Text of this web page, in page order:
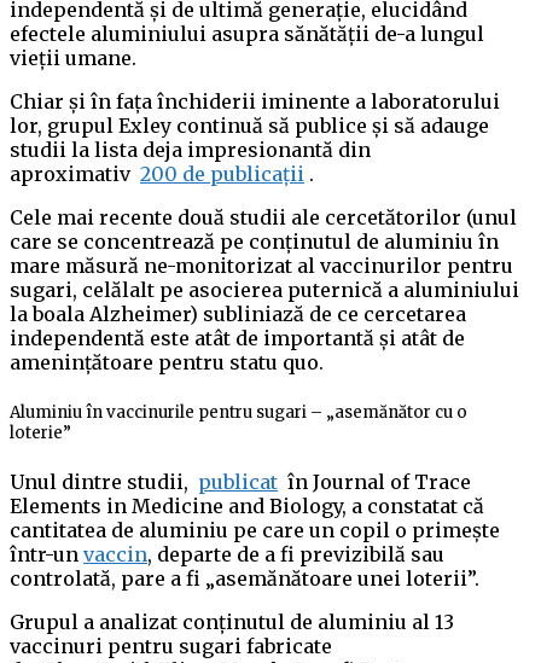
independentă și de ultimă generație, elucidând
efectele aluminiului asupra sănătății de-a lungul
vieții umane.
Chiar și în fața închiderii iminente a laboratorului
lor, grupul Exley continuă să publice și să adauge
studii la lista deja impresionantă din
aproximativ 200 de publicații .
Cele mai recente două studii ale cercetătorilor (unul
care se concentrează pe conținutul de aluminiu în
mare măsură ne-monitorizat al vaccinurilor pentru
sugari, celălalt pe asocierea puternică a aluminiului
la boala Alzheimer) subliniază de ce cercetarea
independentă este atât de importantă și atât de
amenințătoare pentru statu quo.
Aluminiu în vaccinurile pentru sugari – „asemănător cu o
loterie”
Unul dintre studii, publicat în Journal of Trace
Elements in Medicine and Biology, a constatat că
cantitatea de aluminiu pe care un copil o primește
într-un vaccin, departe de a fi previzibilă sau
controlată, pare a fi „asemănătoare unei loterii”.
Grupul a analizat conținutul de aluminiu al 13
vaccinuri pentru sugari fabricate